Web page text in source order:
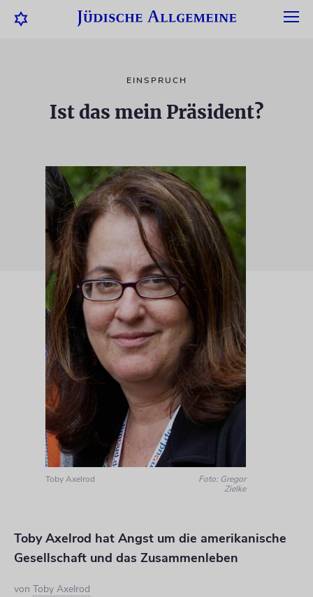
EINSPRUCH
Ist das mein Präsident?
Toby Axelrod
Foto: Gregor
Zielke
Toby Axelrod hat Angst um die amerikanische
Gesellschaft und das Zusammenleben
von Toby Axelrod